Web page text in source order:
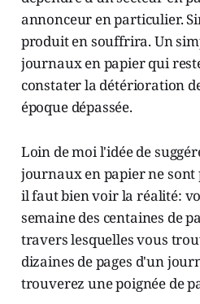
annonceur en particulier.
produit en souffrira. Un
journaux en papier qui
constater la détérioration
époque dépassée.
Loin de moi l'idée de
journaux en papier ne sont
il faut bien voir la réalité:
semaine des centaines de
travers lesquelles vous
dizaines de pages d'un
trouverez une poignée de